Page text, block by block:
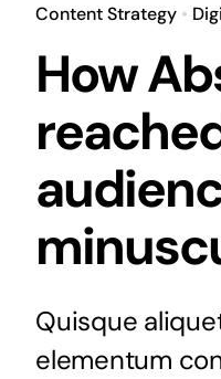
Content Strategy•
How
Quisque
elementum